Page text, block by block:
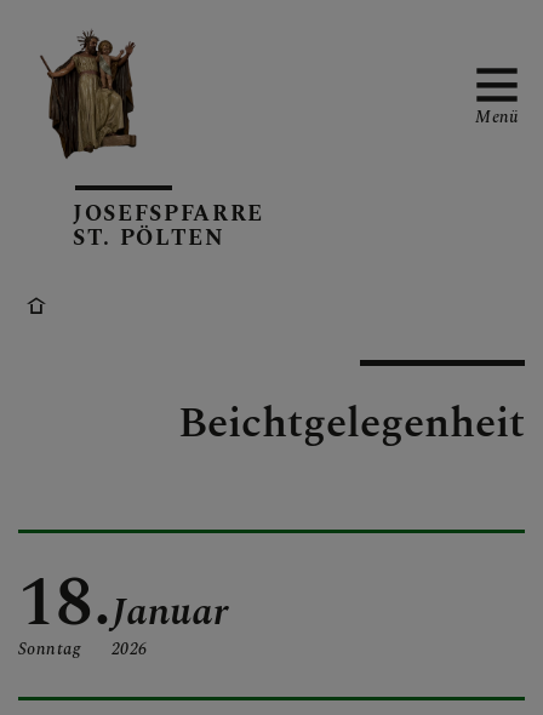
TERMINKALENDER
JOSEFSPFARRE
JOSEFSPFARRE
ST. PÖLTEN
Menü
Beichtgelegenheit
18.
Sonntag
Januar
2026